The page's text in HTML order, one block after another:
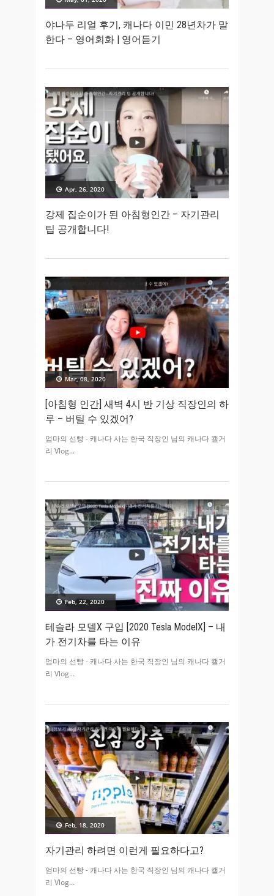
야나두 리얼 후기, 캐나다 이민 28년차가 말
한다 – 영어회화 | 영어듣기
Apr, 26, 2020
강제 집순이가 된 아침형인간 – 자기관리
팁 공개합니다!
Mar, 08, 2020
[아침형 인간] 새벽 4시 반 기상 직장인의 하
루 – 버틸 수 있겠어?
엄마의 선빵 - 캐나다 사는 한국 직장인 님의 캐나다 캘거
리 Vlog
Feb, 22, 2020
테슬라 모델X 구입 [2020 Tesla ModelX] – 내
가 전기차를 타는 이유
엄마의 선빵 - 캐나다 사는 한국 직장인 님의 캐나다 캘거
리 Vlog
Feb, 18, 2020
자기관리 하려면 이런게 필요하다고?
엄마의 선빵 - 캐나다 사는 한국 직장인 님의 캐나다 캘거
리 Vlog